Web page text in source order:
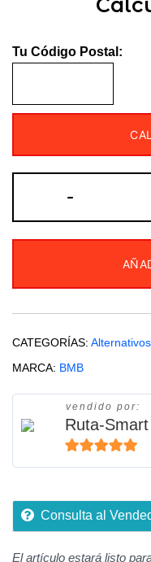
Tu Código Postal:
-
CATEGORÍAS: Alternativos
MARCA: BMB
vendido por:
Ruta-Smart
5de 5
Consulta al
El artículo estará listo